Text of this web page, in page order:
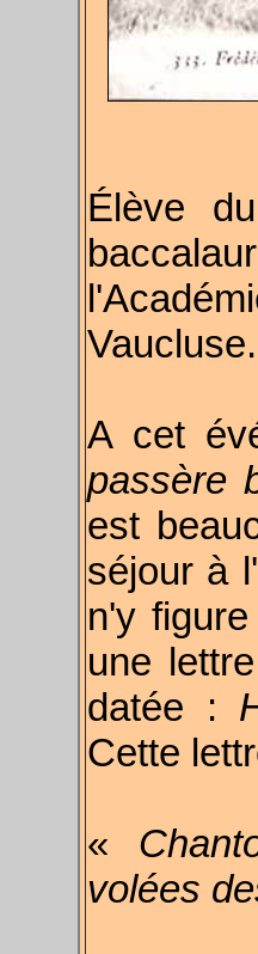
Élève
Vaucluse.
A cet
passère
est
séjour à
n'y
une
datée :
Cette
«
volées